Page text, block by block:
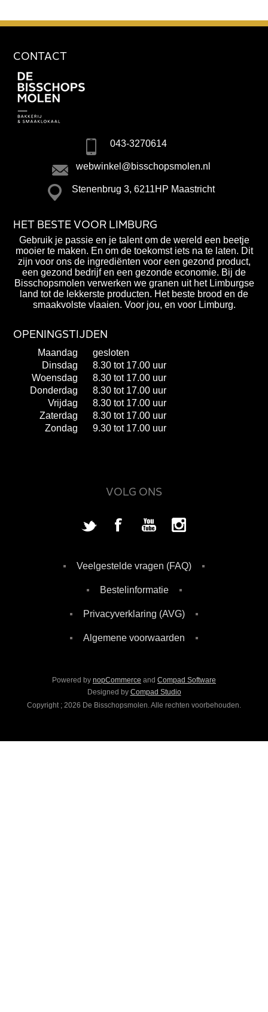
CONTACT
043-3270614
webwinkel@bisschopsmolen.nl
Stenenbrug 3, 6211HP Maastricht
HET BESTE VOOR LIMBURG
Gebruik je passie en je talent om de wereld een beetje
mooier te maken. En om de toekomst iets na te laten. Dit
zijn voor ons de ingrediënten voor een gezond product,
een gezond bedrijf en een gezonde economie. Bij de
Bisschopsmolen verwerken we granen uit het Limburgse
land tot de lekkerste producten. Het beste brood en de
smaakvolste vlaaien. Voor jou, en voor Limburg.
OPENINGSTIJDEN
Maandag
gesloten
Dinsdag
8.30 tot 17.00 uur
Woensdag
8.30 tot 17.00 uur
Donderdag
8.30 tot 17.00 uur
Vrijdag
8.30 tot 17.00 uur
Zaterdag
8.30 tot 17.00 uur
Zondag
9.30 tot 17.00 uur
VOLG ONS
Veelgestelde vragen (FAQ)
Bestelinformatie
Privacyverklaring (AVG)
Algemene voorwaarden
Powered by nopCommerce and Compad Software
Designed by Compad Studio
Copyright ; 2026 De Bisschopsmolen. Alle rechten voorbehouden.